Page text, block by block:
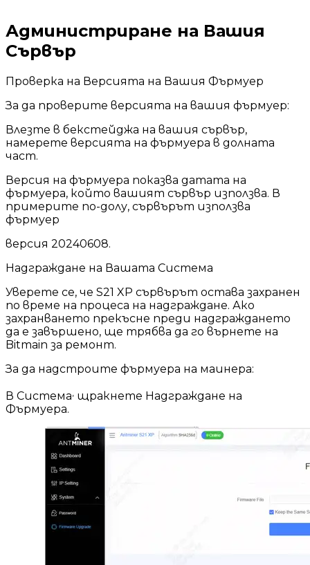
Администриране на Вашия
Сървър
Проверка на Версията на Вашия Фърмуер
За да проверите версията на вашия фърмуер:
Влезте в бекстейджа на вашия сървър,
намерете версията на фърмуера в долната
част.
Версия на фърмуера показва датата на
фърмуера, който вашият сървър използва. В
примерите по-долу, сървърът използва
фърмуер
версия 20240608.
Надграждане на Вашата Система
Уверете се, че S21 XP сървърът остава захранен
по време на процеса на надграждане. Ако
захранването прекъсне преди надграждането
да е завършено, ще трябва да го върнете на
Bitmain за ремонт.
За да надстроите фърмуера на маинера:
В Система щракнете Надграждане на
Фърмуера.